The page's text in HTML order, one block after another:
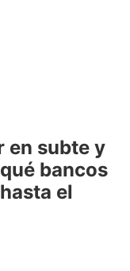
en subte y
bancos
el